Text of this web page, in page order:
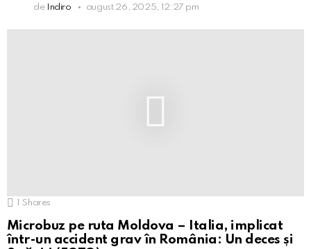
de Indiro august 26, 2025, 12:27 pm
1 Shares
Microbuz pe ruta Moldova – Italia, implicat
într-un accident grav în România: Un deces și